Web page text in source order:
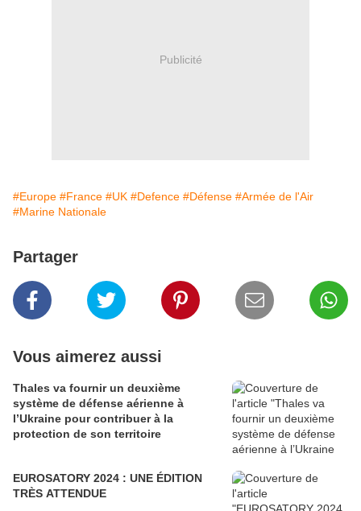
Publicité
#Europe #France #UK #Defence #Défense #Armée de l'Air
#Marine Nationale
Partager
Vous aimerez aussi
Thales va fournir un deuxième
système de défense aérienne à
l’Ukraine pour contribuer à la
protection de son territoire
EUROSATORY 2024 : UNE ÉDITION
TRÈS ATTENDUE